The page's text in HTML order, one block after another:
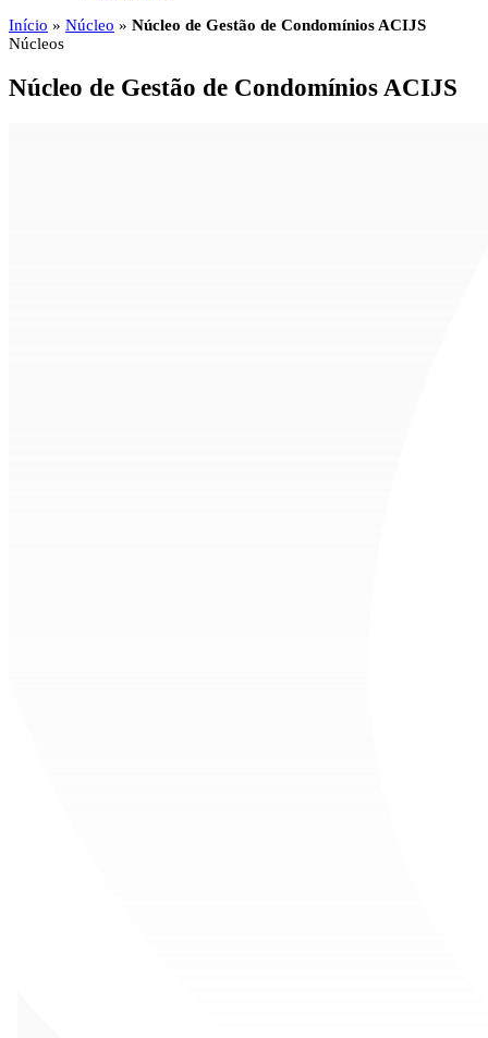
Início » Núcleo » Núcleo de Gestão de Condomínios ACIJS
Núcleos
Núcleo de Gestão de Condomínios ACIJS